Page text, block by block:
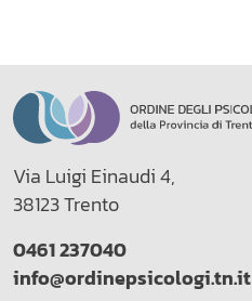
Via Luigi Einaudi 4,
38123 Trento
0461 237040
info@ordinepsicologi.tn.it